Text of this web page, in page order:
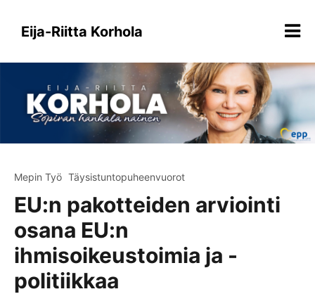
sisältöönEija-Riitta Korhola
Mepin Työ Täysistuntopuheenvuorot
EU:n pakotteiden arviointi
osana EU:n
ihmisoikeustoimia ja -
politiikkaa